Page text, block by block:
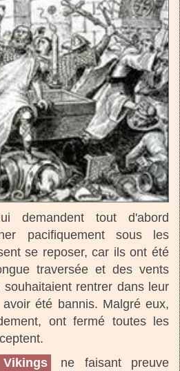
demandent tout d'abord
pacifiquement sous les
se reposer, car ils ont été
traversée et des vents
rentrer dans leur
été bannis. Malgré eux,
ont fermé toutes les
ne faisant preuve